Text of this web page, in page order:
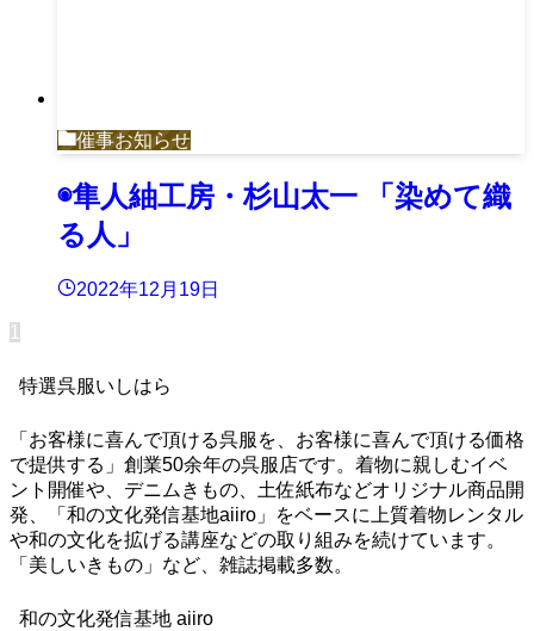
催事お知らせ
◉隼人紬工房・杉山太一 「染めて織
る人」
2022年12月19日
1
特選呉服いしはら
「お客様に喜んで頂ける呉服を、お客様に喜んで頂ける価格
で提供する」創業50余年の呉服店です。着物に親しむイベ
ント開催や、デニムきもの、土佐紙布などオリジナル商品開
発、「和の文化発信基地aiiro」をベースに上質着物レンタル
や和の文化を拡げる講座などの取り組みを続けています。
「美しいきもの」など、雑誌掲載多数。
和の文化発信基地 aiiro